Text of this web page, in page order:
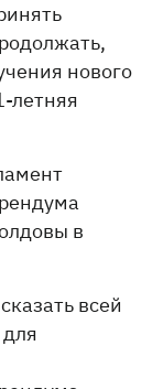
нового
летняя
в
всей